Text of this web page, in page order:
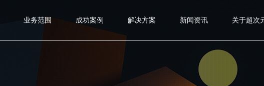
业务范围 成功案例 解决方案 新闻资讯 关于超次